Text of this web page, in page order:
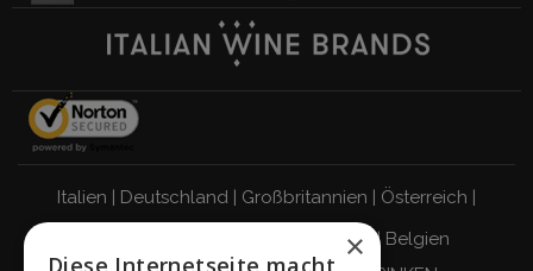
Italien | Deutschland | Großbritannien | Österreich |
Frankreich | Belgien
×
Diese Internetseite macht